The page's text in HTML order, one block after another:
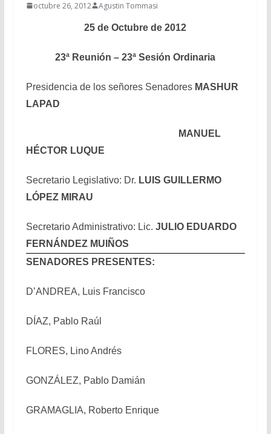
octubre 26, 2012 Agustin Tommasi
25 de Octubre de 2012
23ª Reunión – 23ª Sesión Ordinaria
Presidencia de los señores Senadores MASHUR
LAPAD
MANUEL
HÉCTOR LUQUE
Secretario Legislativo: Dr. LUIS GUILLERMO
LÓPEZ MIRAU
Secretario Administrativo: Lic. JULIO EDUARDO
FERNÁNDEZ MUIÑOS
SENADORES PRESENTES:
D’ANDREA, Luis Francisco
DÍAZ, Pablo Raúl
FLORES, Lino Andrés
GONZÁLEZ, Pablo Damián
GRAMAGLIA, Roberto Enrique